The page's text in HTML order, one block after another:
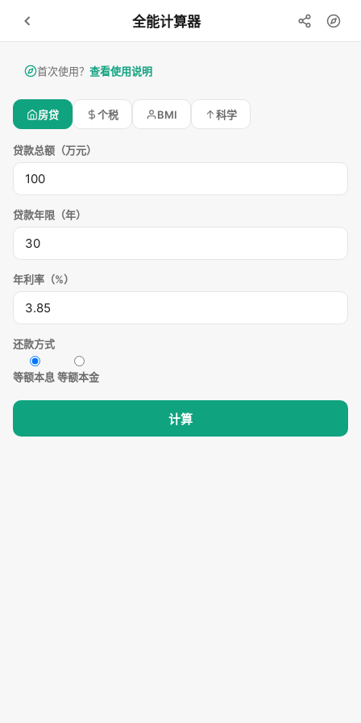
全能计算器
首次使用？ 查看使用说明
房贷 个税 BMI 科学
贷款总额（万元）
贷款年限（年）
年利率（%）
还款方式
等额本息 等额本金
计算